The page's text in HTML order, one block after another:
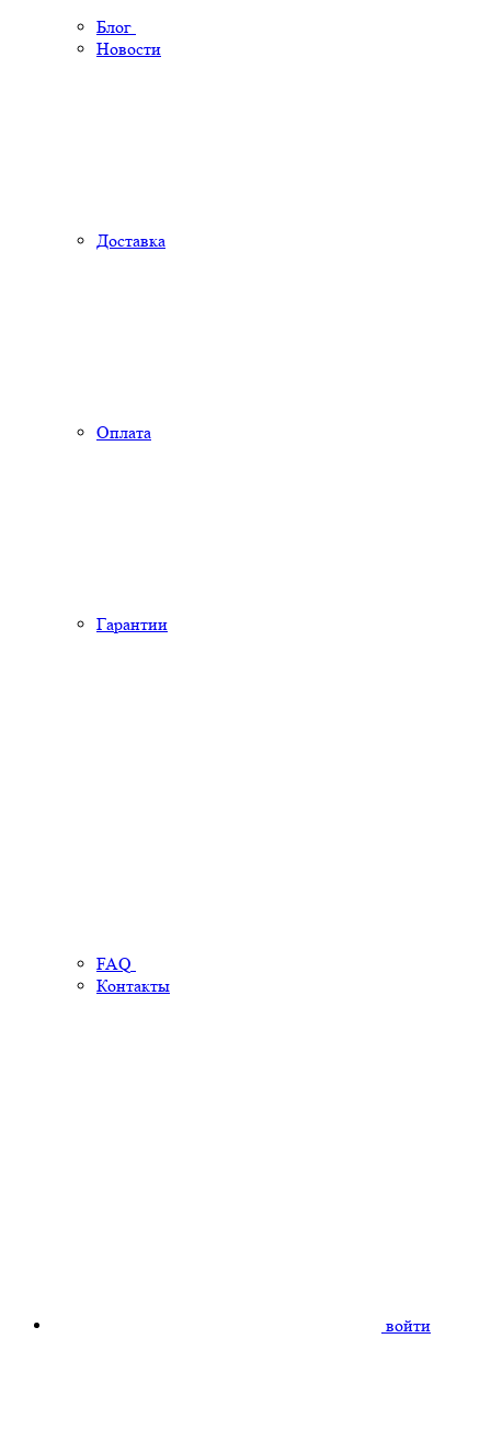
Блог
Новости
Доставка
Оплата
Гарантии
FAQ
Контакты
войти